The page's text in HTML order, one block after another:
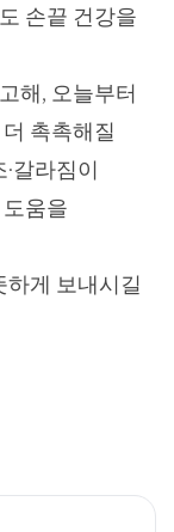
손끝 건강을
해, 오늘부터
촉촉해질
갈라짐이
움을
하게 보내시길